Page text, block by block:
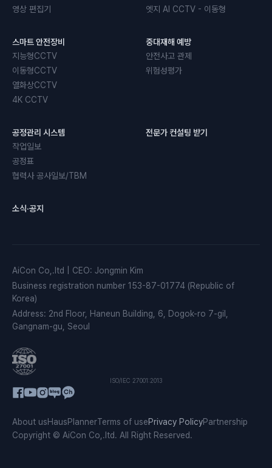
영상 편집기
엣지 AI CCTV - 이동형
스마트 안전장비
지능형CCTV
이동형CCTV
열화상CCTV
4K CCTV
중대재해 예방
안전사고 관제
위험성평가
공정관리 시스템
작업일보
공정표
협력사 공사일보/TBM
전문가 컨설팅 받기
소식·공지
AiCon Co,.ltd CEO: Jongmin Kim
Business registration number 153-87-01774 (Republic of
Korea)
Address: 2nd Floor, Haneun Building, 6, Dogok-ro 7-gil,
Gangnam-gu, Seoul
ISO/IEC 27001:2013
Copyright © AiCon Co,.ltd. All Right Reserved.
About usHausPlannerTerms of usePrivacy PolicyPartnership